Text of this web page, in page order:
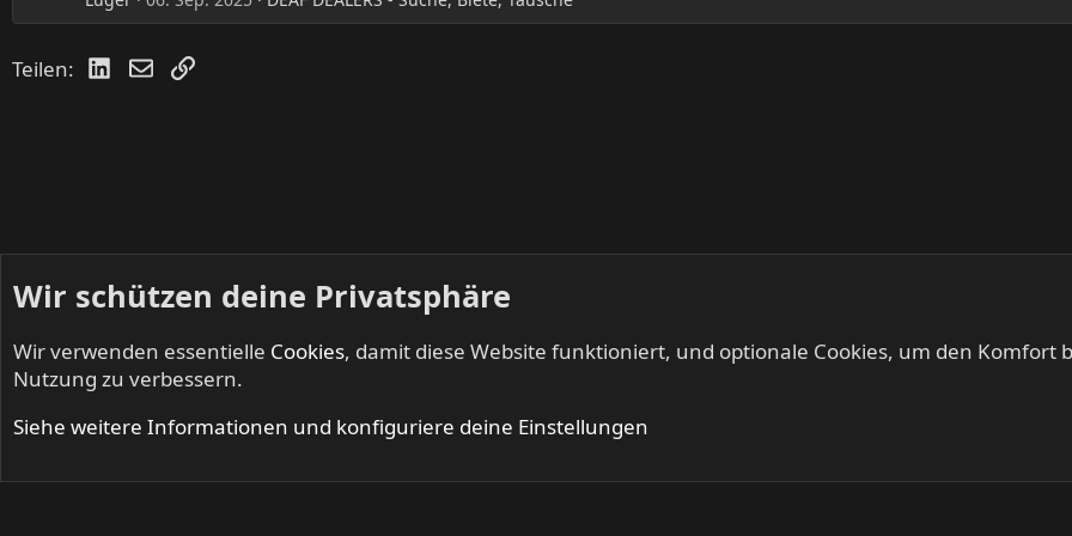
Teilen: LinkedIn
E-MailLink
Startseite Foren Kleinanzeigen DEAF DEALERS - Suche, Biete, Tausche
Wir schützen deine Privatsphäre
Wir verwenden essentielle Cookies, damit diese Website funktioniert, und optionale Cookies, um den Komfort
Nutzung zu verbessern.
Siehe weitere Informationen und konfiguriere deine Einstellungen